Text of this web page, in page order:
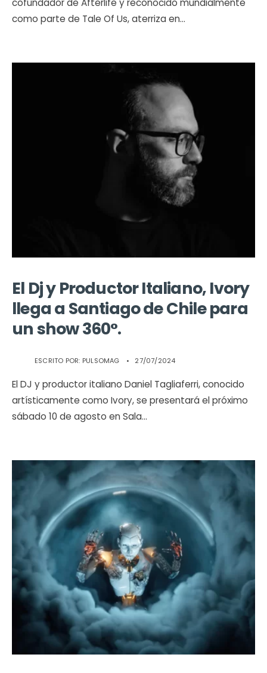
cofundador de Afterlife y reconocido mundialmente
como parte de Tale Of Us, aterriza en...
El Dj y Productor Italiano, Ivory
llega a Santiago de Chile para
un show 360°.
ESCRITO POR: PULSOMAG • 27/07/2024
El DJ y productor italiano Daniel Tagliaferri, conocido
artísticamente como Ivory, se presentará el próximo
sábado 10 de agosto en Sala...